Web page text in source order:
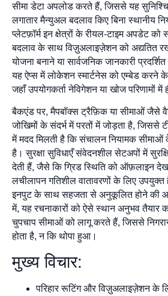
सीमा डेटा अपलोड करते हैं, जिससे यह
लगातार मैन्युअल बदलाव किए बिना स्थानीय
प्लेटफ़ॉर्म इन क्षेत्रों के रीयल-टाइम अपडेट को
बदलाव के साथ विज़ुअलाइज़ेशन को अद्यतित
योजना बनाने या सार्वजनिक जानकारी
यह ऐप्स में लोकेशन स्मार्टनेस को एम्बेड करने के
जहाँ उपयोगकर्ता नेविगेशन या खोज परिणामों
बैकएंड पर, मैपबॉक्स ट्रैफ़िक या सीमाओं जैसे
जोखिमों के संदर्भ में परतों में जोड़ता है,
में मदद मिलती है कि संचालन नियामक
है। सुरक्षा सुविधाएँ संवेदनशील सेटअपों में
देती हैं, जैसे कि ग्रिड स्थिति को ऑफ़लाइन
लचीलापन गतिशील वातावरणों के लिए उपयुक्त
इनपुट के साथ सहजता से अनुकूलित होने की
में, यह रचनाकारों को ऐसे स्थान अनुभव तैयार
चुपचाप सीमाओं को लागू करते हैं, जिससे
होता है, न कि थोपा हुआ।
मुख्य विचार:
परिहार रूटिंग और विज़ुअलाइज़ेशन के